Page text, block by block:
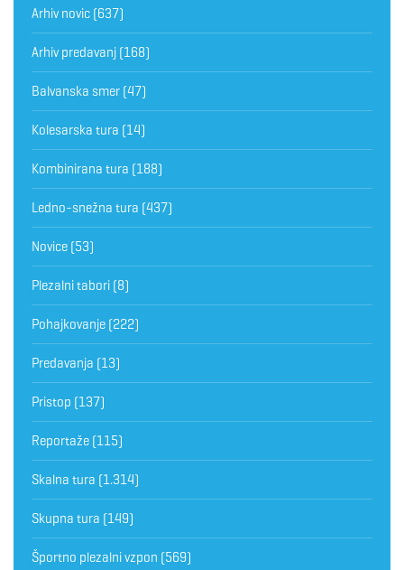
Arhiv novic (637)
Arhiv predavanj (168)
Balvanska smer (47)
Kolesarska tura (14)
Kombinirana tura (188)
Ledno-snežna tura (437)
Novice (53)
Plezalni tabori (8)
Pohajkovanje (222)
Predavanja (13)
Pristop (137)
Reportaže (115)
Skalna tura (1.314)
Skupna tura (149)
Športno plezalni vzpon (569)